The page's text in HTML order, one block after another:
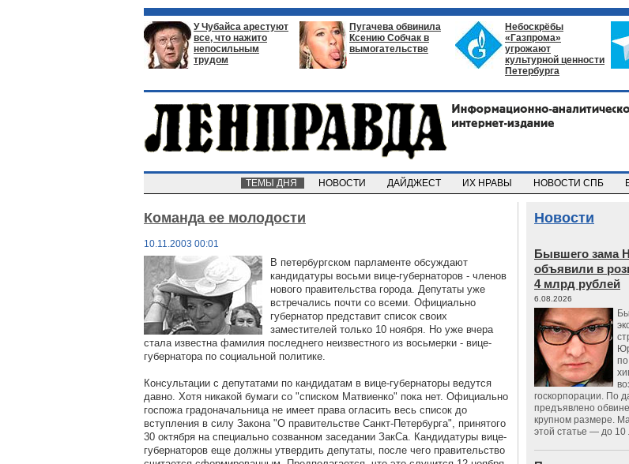
У Чубайса арестуют
все, что нажито
непосильным
трудом
Пугачева обвинила
Ксению Собчак в
вымогательстве
Небоскрёбы
«Газпрома»
угрожают
культурной ценности
Петербурга
ТЕМЫ ДНЯ НОВОСТИ ДАЙДЖЕСТ ИХ НРАВЫ НОВОСТИ СПБ
Команда ее молодости
10.11.2003 00:01
В петербургском парламенте обсуждают
кандидатуры восьми вице-губернаторов - членов
нового правительства города. Депутаты уже
встречались почти со всеми. Официально
губернатор представит список своих
заместителей только 10 ноября. Но уже вчера
стала известна фамилия последнего неизвестного из восьмерки - вице-
губернатора по социальной политике.
Консультации с депутатами по кандидатам в вице-губернаторы ведутся
давно. Хотя никакой бумаги со "списком Матвиенко" пока нет. Официально
госпожа градоначальница не имеет права огласить весь список до
вступления в силу Закона "О правительстве Санкт-Петербурга", принятого
30 октября на специально созванном заседании ЗакСа. Кандидатуры вице-
губернаторов еще должны утвердить депутаты, после чего правительство
Новости
Бывшего зама
объявили в
4 млрд рублей
6.08.2026
госкорпорации. По
предъявлено
крупном размере.
этой статье — до